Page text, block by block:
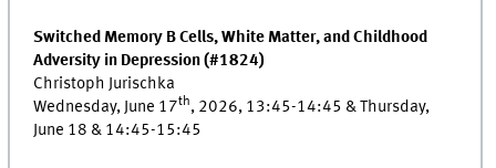
Switched Memory B Cells, White Matter, and Childhood
Adversity in Depression (#1824)
Christoph Jurischka
Wednesday, June 17th, 2026, 13:45-14:45 & Thursday,
June 18 & 14:45-15:45